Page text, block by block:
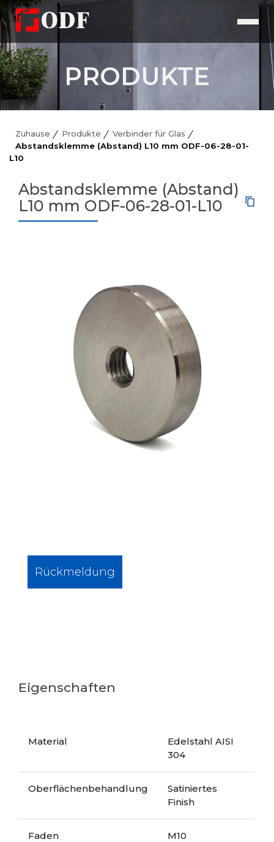
PRODUKTE
Zuhause Produkte
Verbinder für Glas
Abstandsklemme (Abstand) L10 mm ODF-06-28-01-
L10
Abstandsklemme (Abstand)
L10 mm ODF-06-28-01-L10
Rückmeldung
Eigenschaften
Material
Edelstahl AISI
304
Oberflächenbehandlung
Satiniertes
Finish
Faden M10